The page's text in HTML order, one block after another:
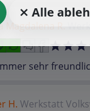
Magdalena R.
sehr
H. Werkstatt
⨯ Alle